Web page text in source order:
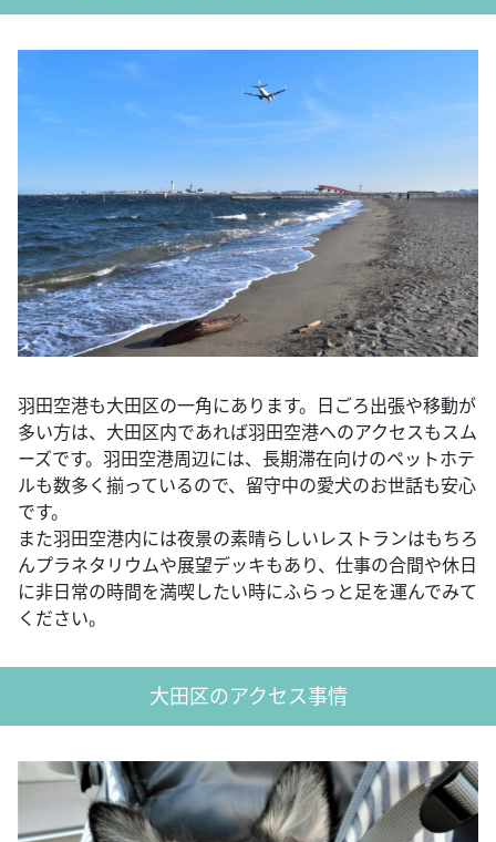
羽田空港も大田区の一角にあります。日ごろ出張や移動が
多い方は、大田区内であれば羽田空港へのアクセスもスム
ーズです。羽田空港周辺には、長期滞在向けのペットホテ
ルも数多く揃っているので、留守中の愛犬のお世話も安心
です。
また羽田空港内には夜景の素晴らしいレストランはもちろ
んプラネタリウムや展望デッキもあり、仕事の合間や休日
に非日常の時間を満喫したい時にふらっと足を運んでみて
ください。
大田区のアクセス事情